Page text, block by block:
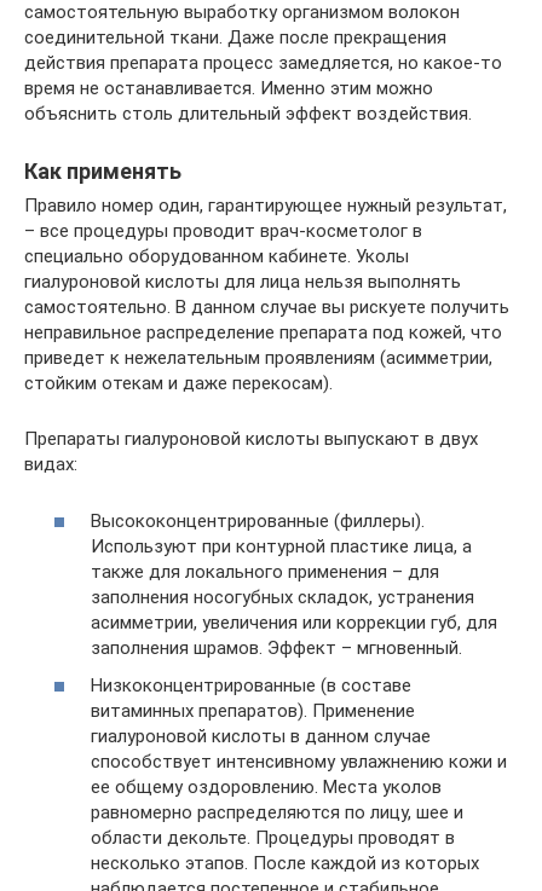
самостоятельную выработку организмом волокон
соединительной ткани. Даже после прекращения
действия препарата процесс замедляется, но какое-то
время не останавливается. Именно этим можно
объяснить столь длительный эффект воздействия.
Как применять
Правило номер один, гарантирующее нужный результат,
– все процедуры проводит врач-косметолог в
специально оборудованном кабинете. Уколы
гиалуроновой кислоты для лица нельзя выполнять
самостоятельно. В данном случае вы рискуете получить
неправильное распределение препарата под кожей, что
приведет к нежелательным проявлениям (асимметрии,
стойким отекам и даже перекосам).
Препараты гиалуроновой кислоты выпускают в двух
видах:
Высококонцентрированные (филлеры).
Используют при контурной пластике лица, а
также для локального применения – для
заполнения носогубных складок, устранения
асимметрии, увеличения или коррекции губ, для
заполнения шрамов. Эффект – мгновенный.
Низкоконцентрированные (в составе
витаминных препаратов). Применение
гиалуроновой кислоты в данном случае
способствует интенсивному увлажнению кожи и
ее общему оздоровлению. Места уколов
равномерно распределяются по лицу, шее и
области декольте. Процедуры проводят в
несколько этапов. После каждой из которых